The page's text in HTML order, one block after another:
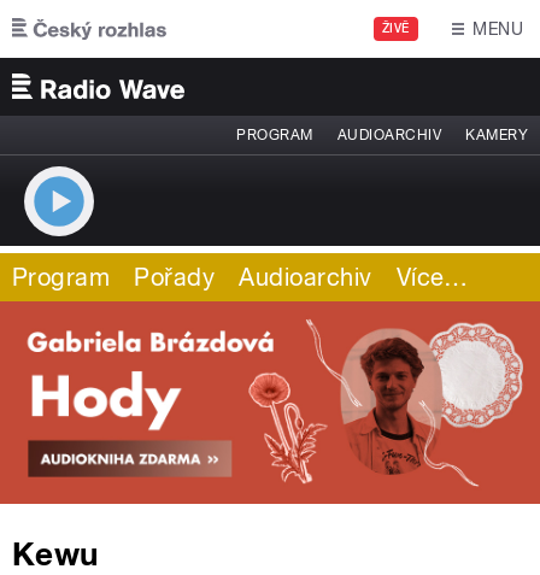
Přejít k hlavnímu obsahu
ŽIVĚ MENU
PROGRAM AUDIOARCHIV KAMERY
Program Pořady Audioarchiv Více…
Kewu